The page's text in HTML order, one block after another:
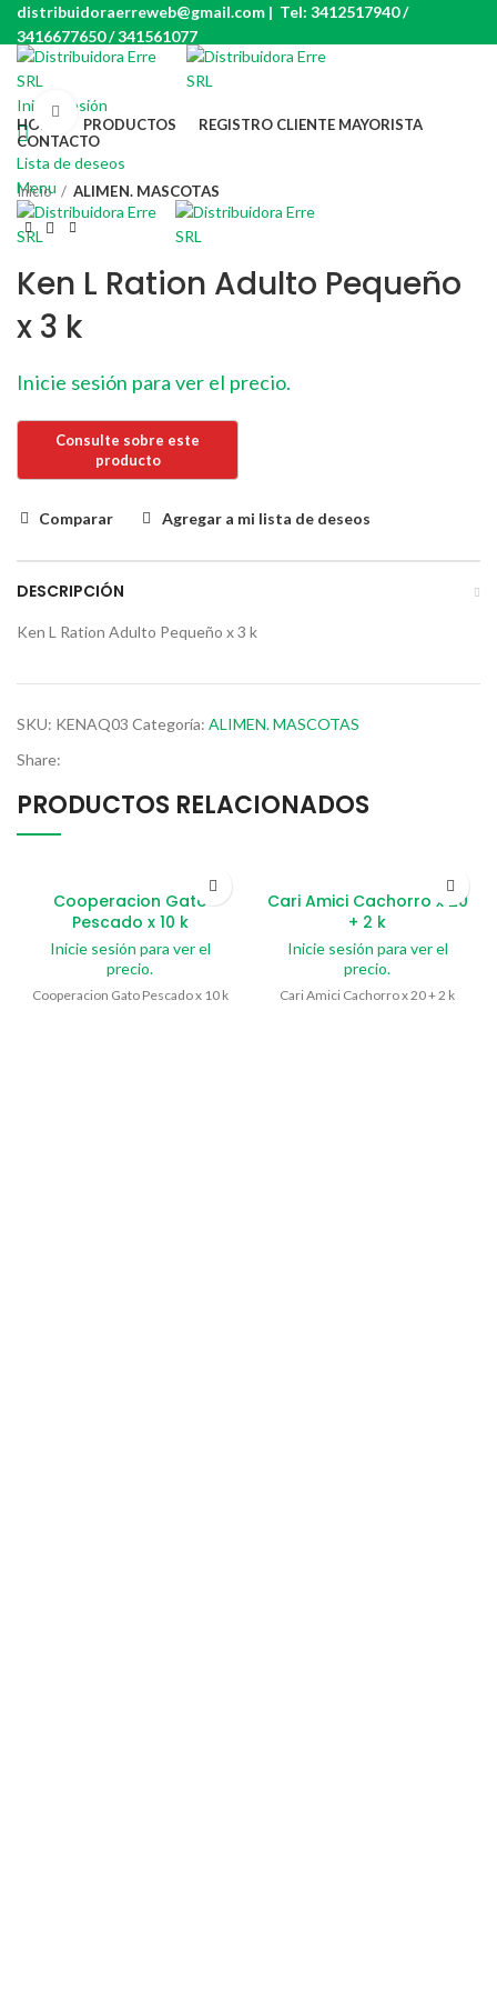
distribuidoraerreweb@gmail.com | Tel: 3412517940 /
3416677650 / 341561077
Iniciar sesión
Lista de deseos
Menu
HOME PRODUCTOS
REGISTRO CLIENTE MAYORISTA
CONTACTO
Click to enlarge
Inicio ALIMEN. MASCOTAS
Ken L Ration Adulto Pequeño
x 3 k
Inicie sesión para ver el precio.
Comparar Agregar a mi lista de deseos
DESCRIPCIÓN
Ken L Ration Adulto Pequeño x 3 k
SKU: KENAQ03 Categoría: ALIMEN. MASCOTAS
Share:
PRODUCTOS RELACIONADOS
Cooperacion Gato
Pescado x 10 k
Inicie sesión para ver el
precio.
Cooperacion Gato Pescado x 10 k
Cari Amici Cachorro x 20
+ 2 k
Inicie sesión para ver el
precio.
Cari Amici Cachorro x 20 + 2 k